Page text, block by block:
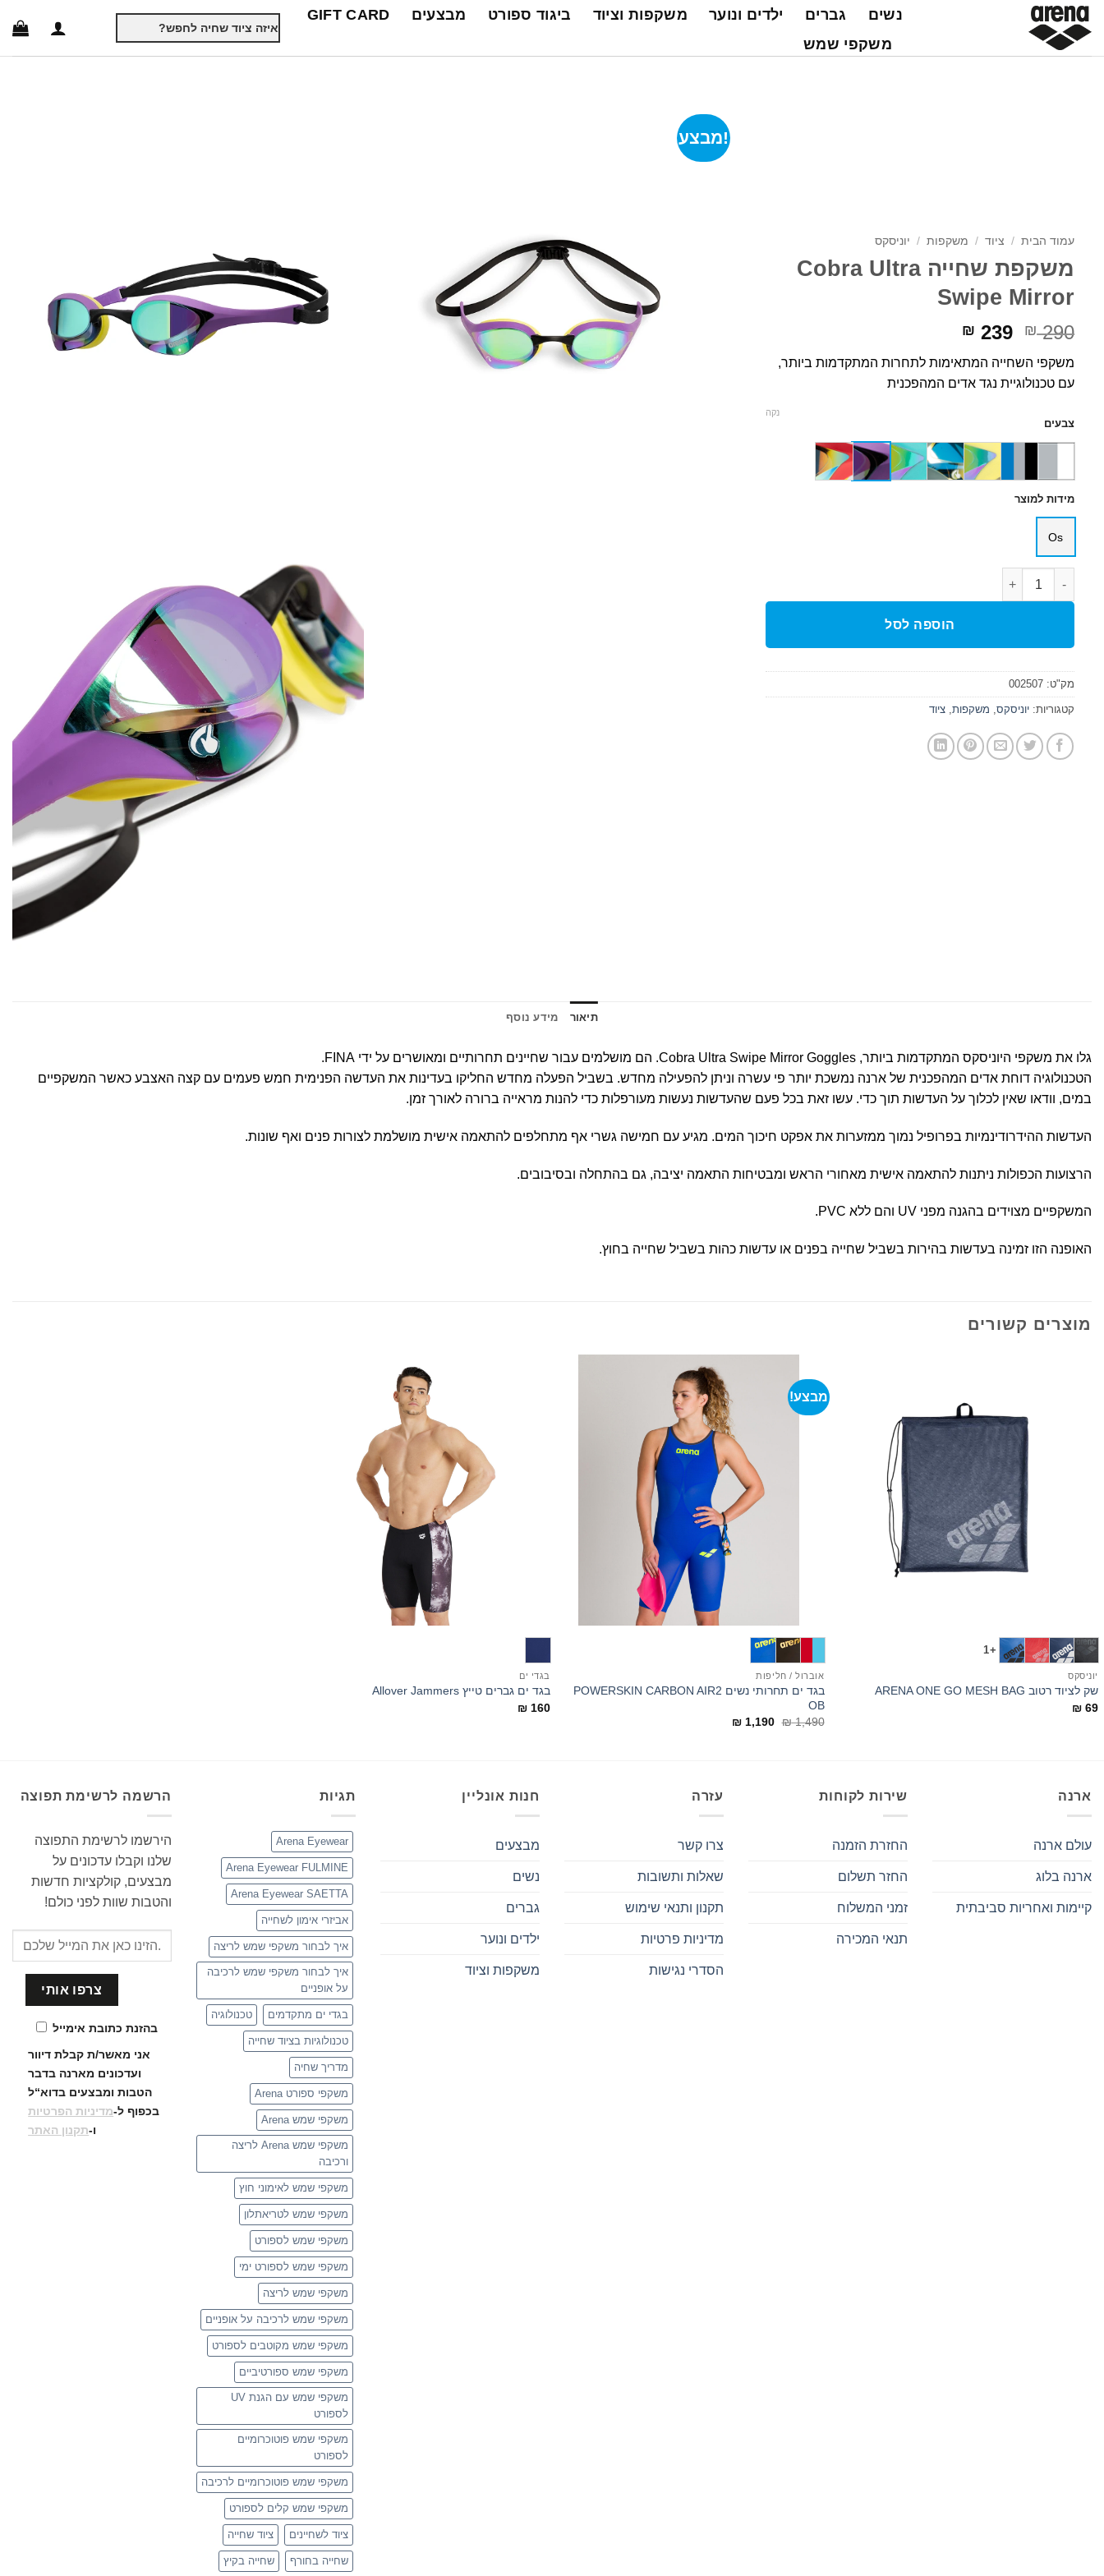
Skip
content
נשים גברים ילדים ונוער משקפות וציוד ביגוד ספורט מבצעים
GIFT CARD
משקפי שמש
עבור:
מבצע!
עמוד הבית / ציוד / משקפות / יוניסקס
משקפת שחייה Cobra Ultra
Swipe Mirror
₪290
המחיר
היה:
₪ 290.
₪ 239
הנוכחי
הוא:
₪ 239.
משקפי השחייה המתאימות לתחרות המתקדמות ביותר,
עם טכנולוגיית נגד אדים המהפכנית
צבעים
מידות למוצר
Os
נקה
כמות של משקפת שחייה Cobra Ultra Swipe Mirror
הוספה לסל
מק"ט: 002507
קטגוריות: יוניסקס, משקפות, ציוד
תיאור מידע נוסף
גלו את משקפי היוניסקס המתקדמות ביותר, Cobra Ultra Swipe Mirror Goggles. הם מושלמים עבור שחיינים תחרותיים ומאושרים על ידי FINA.
הטכנולוגיה דוחת אדים המהפכנית של ארנה נמשכת יותר פי עשרה וניתן להפעילה מחדש. בשביל הפעלה מחדש החליקו בעדינות את העדשה הפנימית חמש פעמים עם קצה האצבע כאשר המשקפיים
במים, וודאו שאין לכלוך על העדשות תוך כדי. עשו זאת בכל פעם שהעדשות נעשות מעורפלות כדי להנות מראייה ברורה לאורך זמן.
העדשות ההידרודינמיות בפרופיל נמוך ממזערות את אפקט חיכוך המים. מגיע עם חמישה גשרי אף מתחלפים להתאמה אישית מושלמת לצורות פנים ואף שונות.
הרצועות הכפולות ניתנות להתאמה אישית מאחורי הראש ומבטיחות התאמה יציבה, גם בהתחלה ובסיבובים.
המשקפיים מצוידים בהגנה מפני UV והם ללא PVC.
האופנה הזו זמינה בעדשות בהירות בשביל שחייה בפנים או עדשות כהות בשביל שחייה בחוץ.
מוצרים קשורים
+1
יוניסקס
שק לציוד רטוב ARENA ONE GO MESH BAG
₪ 69
מבצע!
אוברול / חליפות
בגד ים תחרותי נשים POWERSKIN CARBON AIR2
OB
₪1,490
המחיר ₪ 1,190
המחיר
בגדי ים
בגד ים גברים טייץ Allover Jammers
₪ 160
ארנה
עולם ארנה
ארנה בלוג
קיימות ואחריות סביבתית
שירות לקוחות
החזרת הזמנה
החזר תשלום
זמני המשלוח
תנאי המכירה
עזרה
צרו קשר
שאלות ותשובות
תקנון ותנאי שימוש
מדיניות פרטיות
הסדרי נגישות
חנות אונליין
מבצעים
נשים
גברים
ילדים ונוער
משקפות וציוד
תגיות
Arena Eyewear
Arena Eyewear FULMINE
Arena Eyewear SAETTA
אביזרי אימון לשחייה
איך לבחור משקפי שמש לריצה
איך לבחור משקפי שמש לרכיבה
על אופניים
בגדי ים מתקדמים טכנולוגיה
טכנולוגיות בציוד שחייה
מדריך שחיה
משקפי ספורט Arena
משקפי שמש Arena
משקפי שמש Arena לריצה
ורכיבה
משקפי שמש לאימוני חוץ
משקפי שמש לטריאתלון
משקפי שמש לספורט
משקפי שמש לספורט ימי
משקפי שמש לריצה
משקפי שמש לרכיבה על אופניים
משקפי שמש מקוטבים לספורט
משקפי שמש ספורטיביים
משקפי שמש עם הגנת UV
לספורט
משקפי שמש פוטוכרומיים
לספורט
משקפי שמש פוטוכרומיים לרכיבה
משקפי שמש קלים לספורט
ציוד לשחיינים ציוד שחייה
שחייה בחורף שחייה בקיץ
הרשמה לרשימת תפוצה
הירשמו לרשימת התפוצה
שלנו וקבלו עדכונים על
מבצעים, קולקציות חדשות
והטבות שוות לפני כולם!
בהזנת כתובת אימייל
אני מאשר/ת קבלת דיוור
ועדכונים מארנה בדבר
הטבות ומבצעים בדוא“ל
בכפוף ל-מדיניות הפרטיות
ו-תקנון האתר